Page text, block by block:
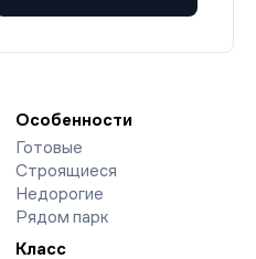
Особенности
Готовые
Строящиеся
Недорогие
Рядом парк
Класс